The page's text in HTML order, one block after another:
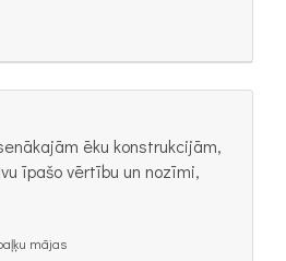
ēku konstrukcijām,
īpašo vērtību un nozīmi,
mājas